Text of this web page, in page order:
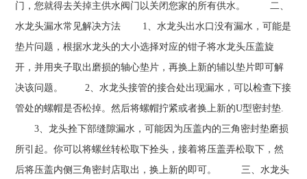
门，您就得去关掉主供水阀门以关闭您家的所有供水。 二、
水龙头漏水常见解决方法 1、水龙头出水口没有漏水，可能是
垫片问题，根据水龙头的大小选择对应的钳子将水龙头压盖旋
开，并用夹子取出磨损的轴心垫片，再换上新的辅以垫片即可解
决该问题。 2、水龙头接管的接合处出现漏水，可以检查下接
管处的螺帽是否松掉。然后将螺帽拧紧或者换上新的U型密封垫.
3、龙头拴下部缝隙漏水，可能因为压盖内的三角密封垫磨损
所引起。你可以将螺丝转松取下拴头，接着将压盖弄松取下，然
后将压盖内侧三角密封店取出，换上新的即可。 三、水龙头